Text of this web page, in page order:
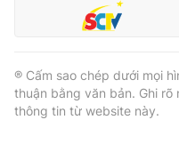
® Cấm sao chép dưới mọi
thuận bằng văn bản. Ghi rõ
thông tin từ website này.